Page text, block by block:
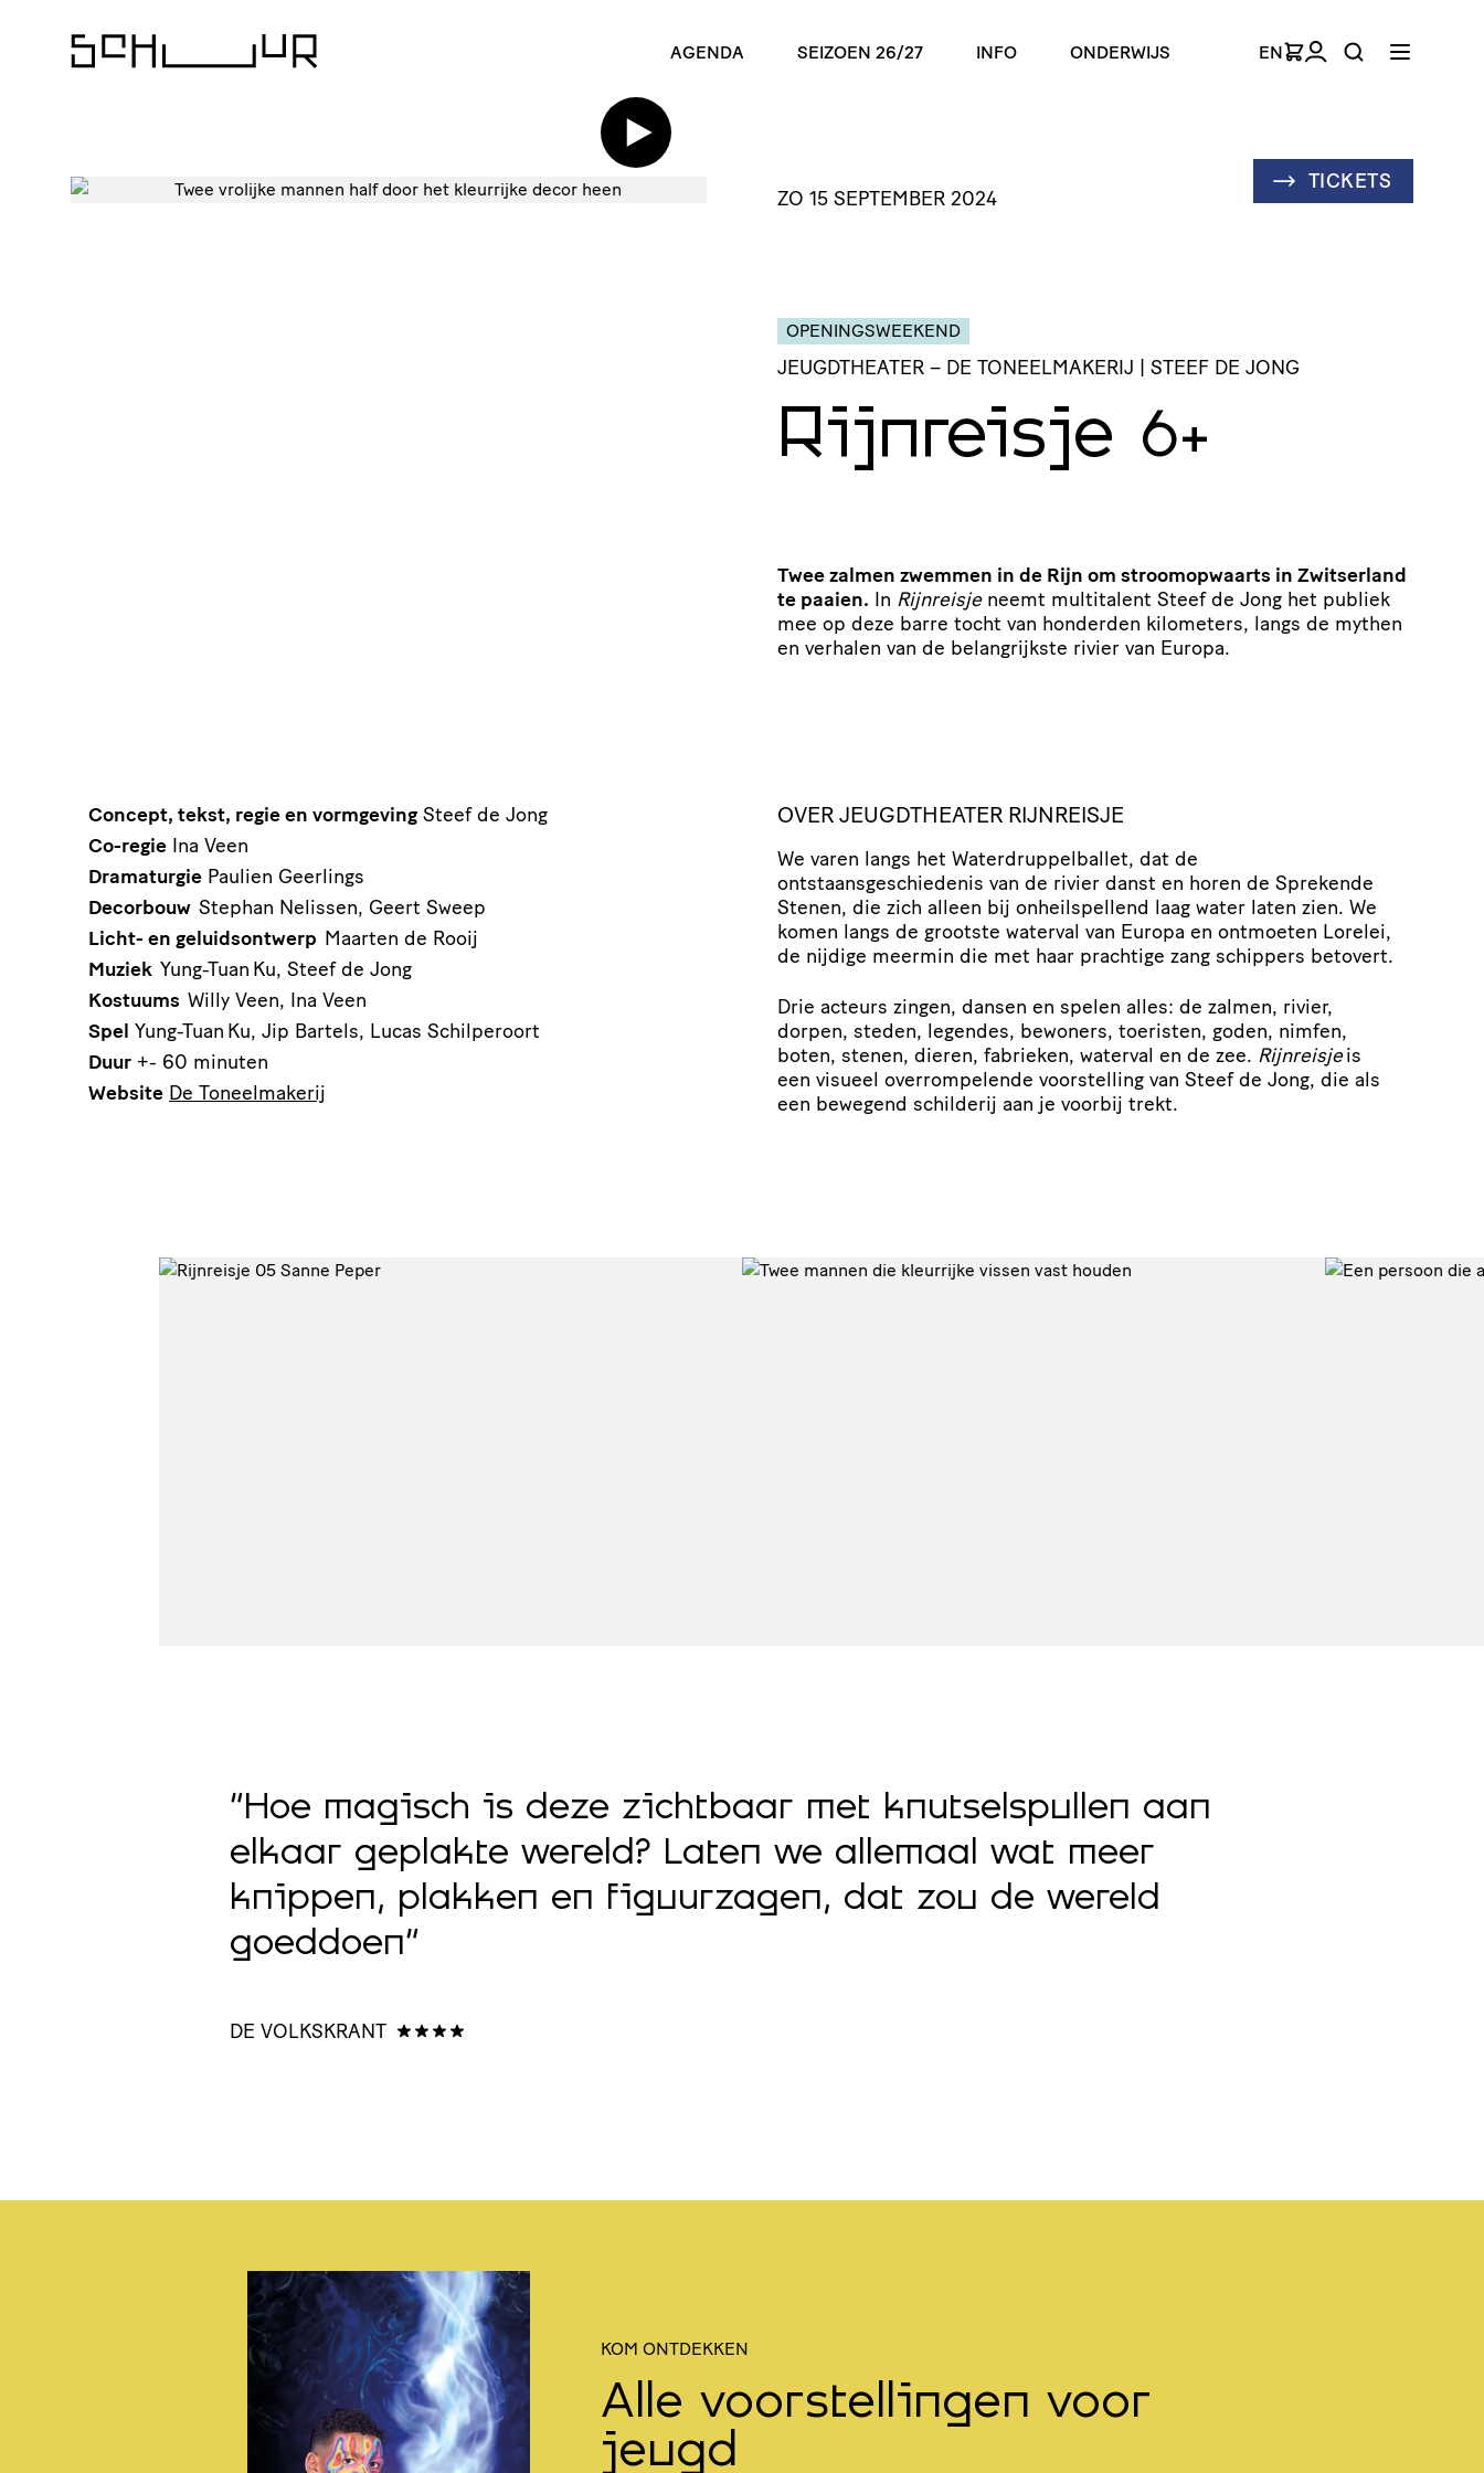
AGENDA SEIZOEN 26/27 INFO ONDERWIJS EN
TICKETS
ZO 15 SEPTEMBER 2024
OPENINGSWEEKEND
JEUGDTHEATER – DE TONEELMAKERIJ | STEEF DE JONG
Rijnreisje 6+
Twee zalmen zwemmen in de Rijn om stroomopwaarts in Zwitserland
te paaien. In Rijnreisjeneemt multitalent Steef de Jong het publiek
mee op deze barre tocht van honderden kilometers, langs de mythen
en verhalen van de belangrijkste rivier van Europa.
OVER JEUGDTHEATER RIJNREISJE
We varen langs het Waterdruppelballet, dat de
ontstaansgeschiedenis van de rivier danst en horen de Sprekende
Stenen, die zich alleen bij onheilspellend laag water laten zien. We
komen langs de grootste waterval van Europa en ontmoeten Lorelei,
de nijdige meermin die met haar prachtige zang schippers betovert.
Drie acteurs zingen, dansen en spelen alles: de zalmen, rivier,
dorpen, steden, legendes, bewoners, toeristen, goden, nimfen,
boten, stenen, dieren, fabrieken, waterval en de zee. Rijnreisjeis
een visueel overrompelende voorstelling van Steef de Jong, die als
een bewegend schilderij aan je voorbij trekt.
Concept, tekst, regie en vormgeving Steef de Jong
Co-regie Ina Veen
Dramaturgie Paulien Geerlings
Decorbouw Stephan Nelissen, Geert Sweep
Licht- en geluidsontwerp Maarten de Rooij
Muziek Yung-Tuan Ku, Steef de Jong
Kostuums Willy Veen, Ina Veen
Spel Yung-Tuan Ku, Jip Bartels, Lucas Schilperoort
Duur +- 60 minuten
Website De Toneelmakerij
“Hoe magisch is deze zichtbaar met knutselspullen aan
elkaar geplakte wereld? Laten we allemaal wat meer
knippen, plakken en figuurzagen, dat zou de wereld
goeddoen”
DE VOLKSKRANT
KOM ONTDEKKEN
Alle voorstellingen voor
jeugd